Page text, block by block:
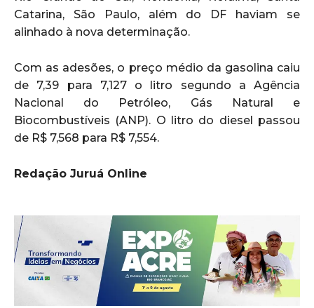
Catarina, São Paulo, além do DF haviam se
alinhado à nova determinação.
Com as adesões, o preço médio da gasolina caiu
de 7,39 para 7,127 o litro segundo a Agência
Nacional do Petróleo, Gás Natural e
Biocombustíveis (ANP). O litro do diesel passou
de R$ 7,568 para R$ 7,554.
Redação Juruá Online